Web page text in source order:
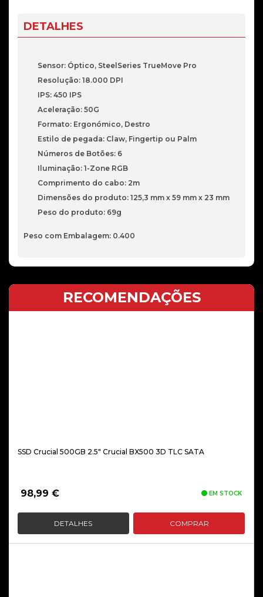
Series
18000DPI
DETALHES
Sensor: Óptico, SteelSeries TrueMove Pro
Resolução: 18.000 DPI
IPS: 450 IPS
Aceleração: 50G
Formato: Ergonómico, Destro
Estilo de pegada: Claw, Fingertip ou Palm
Números de Botões: 6
Iluminação: 1-Zone RGB
Comprimento do cabo: 2m
Dimensões do produto: 125,3 mm x 59 mm x 23 mm
Peso do produto: 69g
Peso com Embalagem: 0.400
RECOMENDAÇÕES
SSD Crucial 500GB 2.5″ Crucial BX500 3D TLC SATA
98,99 € EM STOCK
DETALHES COMPRAR